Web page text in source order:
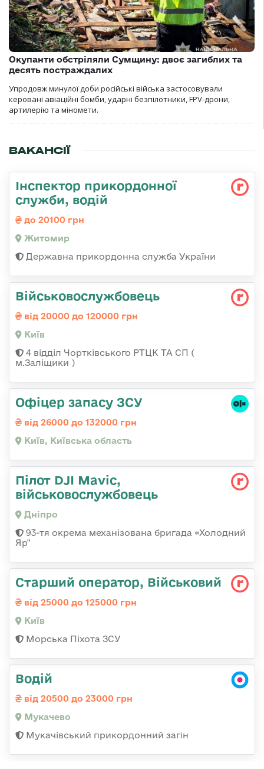
Окупанти обстріляли Сумщину: двоє загиблих та
десять постраждалих
Упродовж минулої доби російські війська застосовували
керовані авіаційні бомби, ударні безпілотники, FPV-дрони,
артилерію та міномети.
ВАКАНСІЇ
Інспектор прикордонної
служби, водій
до 20100 грн
Житомир
Державна прикордонна служба України
Військовослужбовець
від 20000 до 120000 грн
Київ
4 відділ Чортківського РТЦК ТА СП (
м.Заліщики )
Офіцер запасу ЗСУ
від 26000 до 132000 грн
Київ, Київська область
Пілот DJI Mavic,
військовослужбовець
Дніпро
93-тя окрема механізована бригада «Холодний
Яр"
Старший оператор, Військовий
від 25000 до 125000 грн
Київ
Морська Піхота ЗСУ
Водій
від 20500 до 23000 грн
Мукачево
Мукачівський прикордонний загін